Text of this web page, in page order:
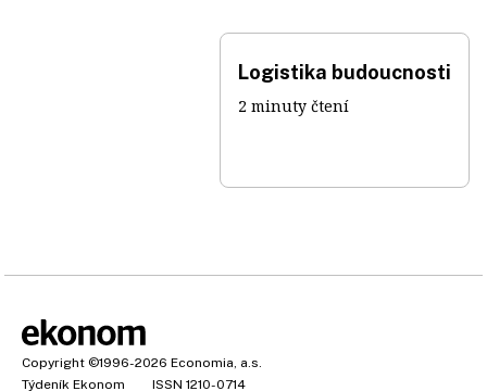
Logistika budoucnosti
2 minuty čtení
Copyright ©1996-2026 Economia, a.s.
Týdeník Ekonom
ISSN 1210-0714